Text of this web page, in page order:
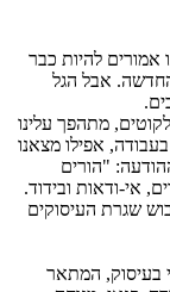
אמורים להיות כבר
אבל הגל
מתהפך עלינו
אפילו מצאנו
"הורים
אי-ודאות ובידוד.
שגרת העיסוקים
בעיסוק, המתאר